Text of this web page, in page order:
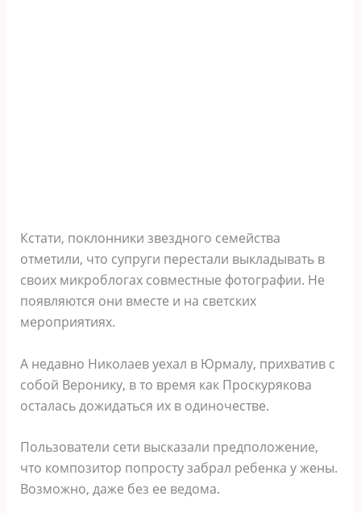
Кстати, поклонники звездного семейства
отметили, что супруги перестали выкладывать в
своих микроблогах совместные фотографии. Не
появляются они вместе и на светских
мероприятиях.
А недавно Николаев уехал в Юрмалу, прихватив с
собой Веронику, в то время как Проскурякова
осталась дожидаться их в одиночестве.
Пользователи сети высказали предположение,
что композитор попросту забрал ребенка у жены.
Возможно, даже без ее ведома.